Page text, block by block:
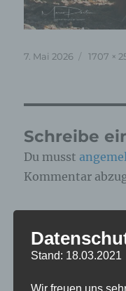
Veröffentlicht
7. Mai 2026 1707 ×
Schreibe
Du musst
Kommentar
reduzieren.
Stand: 18.03.2021
Wir freuen uns